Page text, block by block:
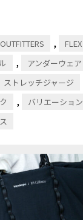
, FLEX
, アンダーウェア
ストレッチジャージ
, バリエーション